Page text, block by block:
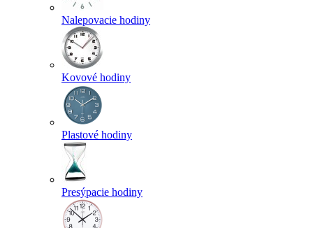
Nalepovacie hodiny
Kovové hodiny
Plastové hodiny
Presýpacie hodiny